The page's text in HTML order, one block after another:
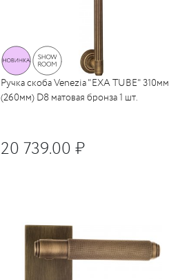
Ручка скоба Venezia "EXA TUBE" 310мм
(260мм) D8 матовая бронза 1 шт.
20 739.00 ₽